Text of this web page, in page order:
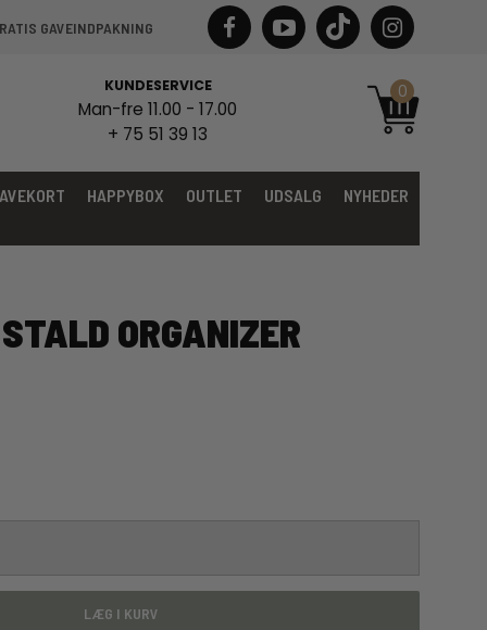
GAVEINDPAKNING
KUNDESERVICE
Man-fre 11.00 - 17.00
+ 75 51 39 13
0
HAPPYBOX OUTLET UDSALG NYHEDER
ORGANIZER
LÆG I KURV